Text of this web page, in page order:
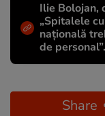
Ilie Bolojan,
„Spitalele
națională
de
Share